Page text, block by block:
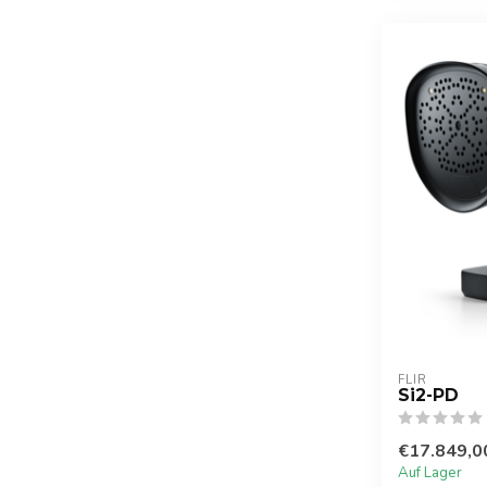
FLIR
Si2-PD
Auf Lager